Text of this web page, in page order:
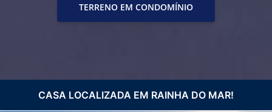
TERRENO EM CONDOMÍNIO
CASA LOCALIZADA EM RAINHA DO MAR!